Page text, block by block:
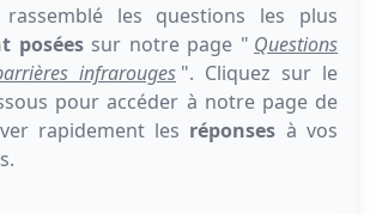
les questions les plus
poséessur notre page " Questions
infrarouges ". Cliquez sur le
pour accéder à notre page de
rapidement les réponses à vos